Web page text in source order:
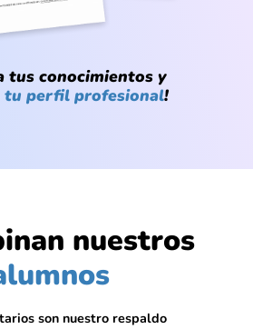
tus conocimientos y
tu perfil profesional!
nuestros
son nuestro respaldo
si Python era para mí, pero la
lo hizo ver todo más lógico